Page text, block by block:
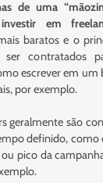
de uma
em
baratos e o
ser contratados
escrever em um
por exemplo.
geralmente são
definido, como
pico da